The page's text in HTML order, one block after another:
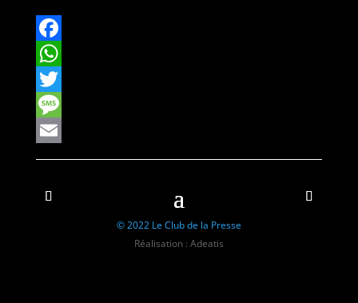
Facebook
WhatsApp
Twitter
Message
Email
© 2022 Le Club de la Presse
Réalisation : Adeatis